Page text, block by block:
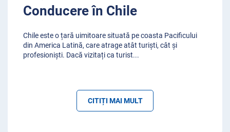
Conducere în Chile
Chile este o țară uimitoare situată pe coasta Pacificului
din America Latină, care atrage atât turiști, cât și
profesioniști. Dacă vizitați ca turist...
CITIȚI MAI MULT